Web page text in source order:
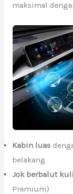
maksimal
Kabin luas
belakang
Jok berbalut
Premium)